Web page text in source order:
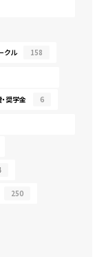
クル 158
奨学金 6
250